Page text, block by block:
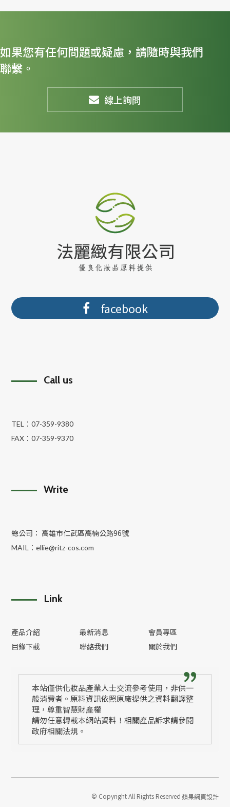
如果您有任何問題或疑慮，請隨時與我們
聯繫。
線上詢問
facebook
Call us
TEL：07-359-9380
FAX：07-359-9370
Write
總公司： 高雄市仁武區高楠公路96號
MAIL：ellie@ritz-cos.com
Link
產品介紹 最新消息
會員專區
目錄下載
聯絡我們 關於我們
本站僅供化妝品產業人士交流參考使用，非供一
般消費者。原料資訊依照原廠提供之資料翻譯整
理，尊重智慧財產權
請勿任意轉載本網站資料！相關產品訴求請參閱
政府相關法規。
© Copyright All Rights Reserved蘋果網頁設計